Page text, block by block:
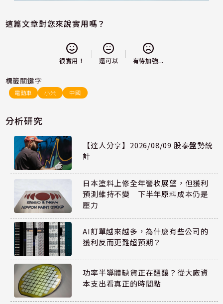
這篇文章對您來說實用嗎？
很實用！ 還可以 有待加強...
標籤關鍵字
電動車 小米 中國
分析研究
【達人分享】2026/08/09 股泰盤勢統
計
日本塗料上修全年營收展望，但獲利
預測維持不變 下半年原料成本仍是
壓力
AI訂單越來越多，為什麼有些公司的
獲利反而更難超預期？
功率半導體缺貨正在醞釀？從大廠資
本支出看真正的時間點